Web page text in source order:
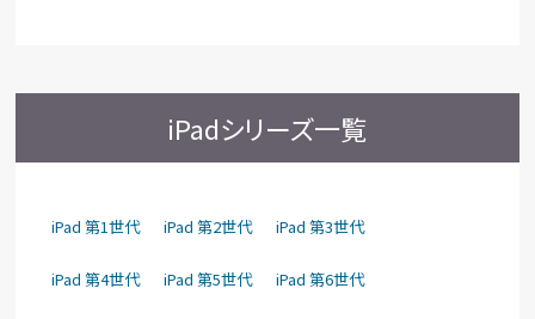
iPadシリーズ一覧
iPad 第1世代 iPad 第2世代 iPad 第3世代
iPad 第4世代 iPad 第5世代 iPad 第6世代